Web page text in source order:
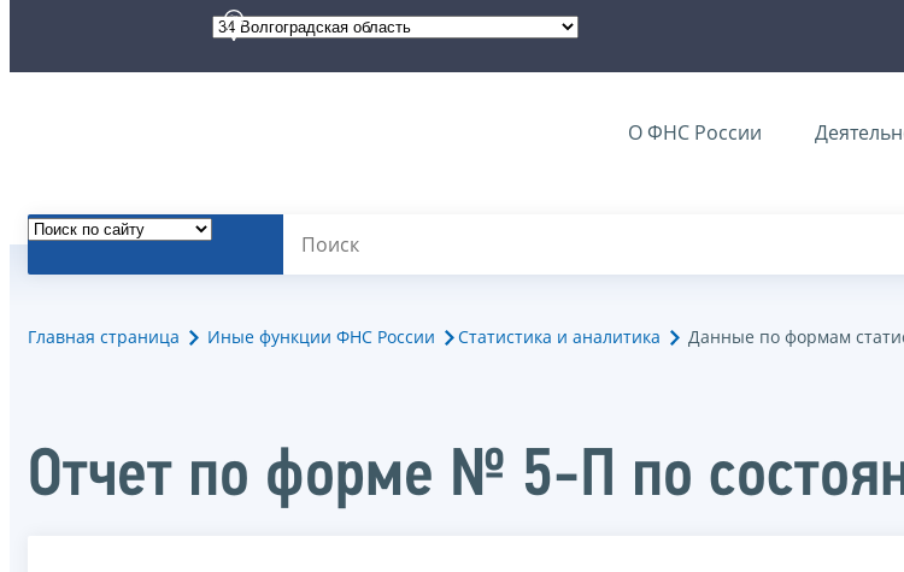
О ФНС России
Главная страница Иные функции ФНС России Статистика и аналитика Данные по формам
Отчет по форме № 5-П по